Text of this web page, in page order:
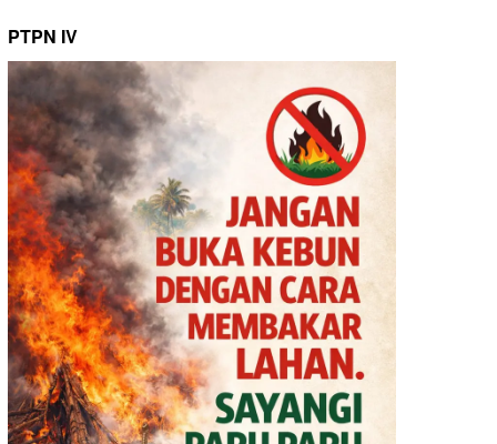
PTPN IV